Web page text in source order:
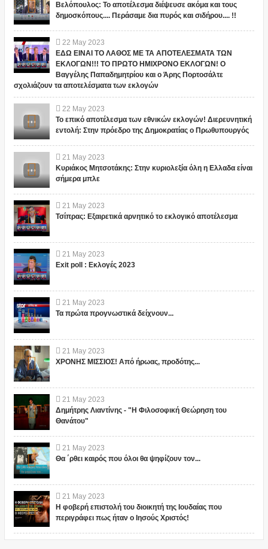
Βελόπουλος: Το αποτέλεσμα διέψευσε ακόμα και τους
δημοσκόπους.... Περάσαμε δια πυρός και σιδήρου.... !!
22 May 2023
ΕΔΩ ΕΙΝΑΙ ΤΟ ΛΑΘΟΣ ΜΕ ΤΑ ΑΠΟΤΕΛΕΣΜΑΤΑ ΤΩΝ
ΕΚΛΟΓΩΝ!!! ΤΟ ΠΡΩΤΟ ΗΜΙΧΡΟΝΟ ΕΚΛΟΓΩΝ! Ο
Βαγγέλης Παπαδημητρίου και ο Άρης Πορτοσάλτε
σχολιάζουν τα αποτελέσματα των εκλογών
22 May 2023
Το επικό αποτέλεσμα των εθνικών εκλογών! Διερευνητική
εντολή: Στην πρόεδρο της Δημοκρατίας ο Πρωθυπουργός
21 May 2023
Κυριάκος Μητσοτάκης: Στην κυριολεξία όλη η Ελλαδα είναι
σήμερα μπλε
21 May 2023
Τσίπρας: Εξαιρετικά αρνητικό το εκλογικό αποτέλεσμα
21 May 2023
Exit poll : Εκλογές 2023
21 May 2023
Τα πρώτα προγνωστικά δείχνουν...
21 May 2023
ΧΡΟΝΗΣ ΜΙΣΣΙΟΣ! Από ήρωας, προδότης...
21 May 2023
Δημήτρης Λιαντίνης - "Η Φιλοσοφική Θεώρηση του
Θανάτου"
21 May 2023
Θα ΄ρθει καιρός που όλοι θα ψηφίζουν τον...
21 May 2023
Η φοβερή επιστολή του διοικητή της Ιουδαίας που
περιγράφει πως ήταν ο Ιησούς Χριστός!